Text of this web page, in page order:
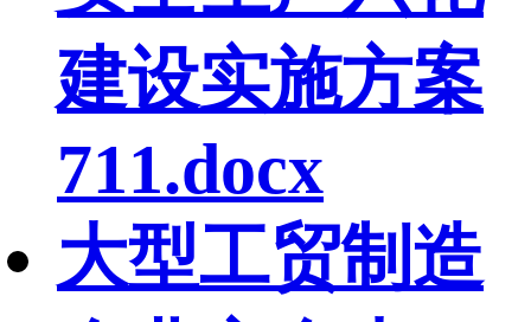
建设实施方案
711.docx
大型工贸制造